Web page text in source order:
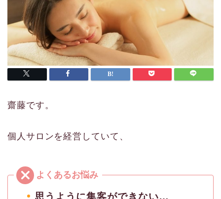
齋藤です。
個人サロンを経営していて、
思うように集客ができない…